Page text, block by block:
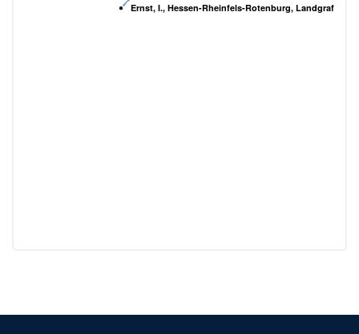
Ernst, I., Hessen-Rheinfels-Rotenburg, Landgraf